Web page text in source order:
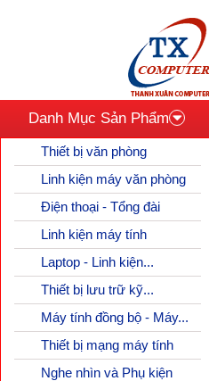
Danh Mục Sản Phẩm
Thiết bị văn phòng
Linh kiện máy văn phòng
Điện thoại - Tổng đài
Linh kiện máy tính
Laptop - Linh kiện...
Thiết bị lưu trữ kỹ...
Máy tính đồng bộ - Máy...
Thiết bị mạng máy tính
Nghe nhìn và Phụ kiện